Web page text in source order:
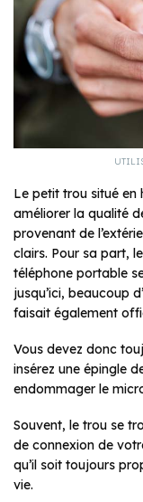
Le petit trou situé
améliorer la qualité
provenant de
clairs. Pour sa part,
téléphone portable
jusqu’ici, beaucoup
faisait également
Vous devez donc
insérez une épingle
endommager le
Souvent, le trou se
de connexion de
qu’il soit toujours
vie.